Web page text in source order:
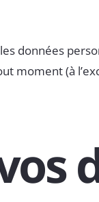
données
moment (à